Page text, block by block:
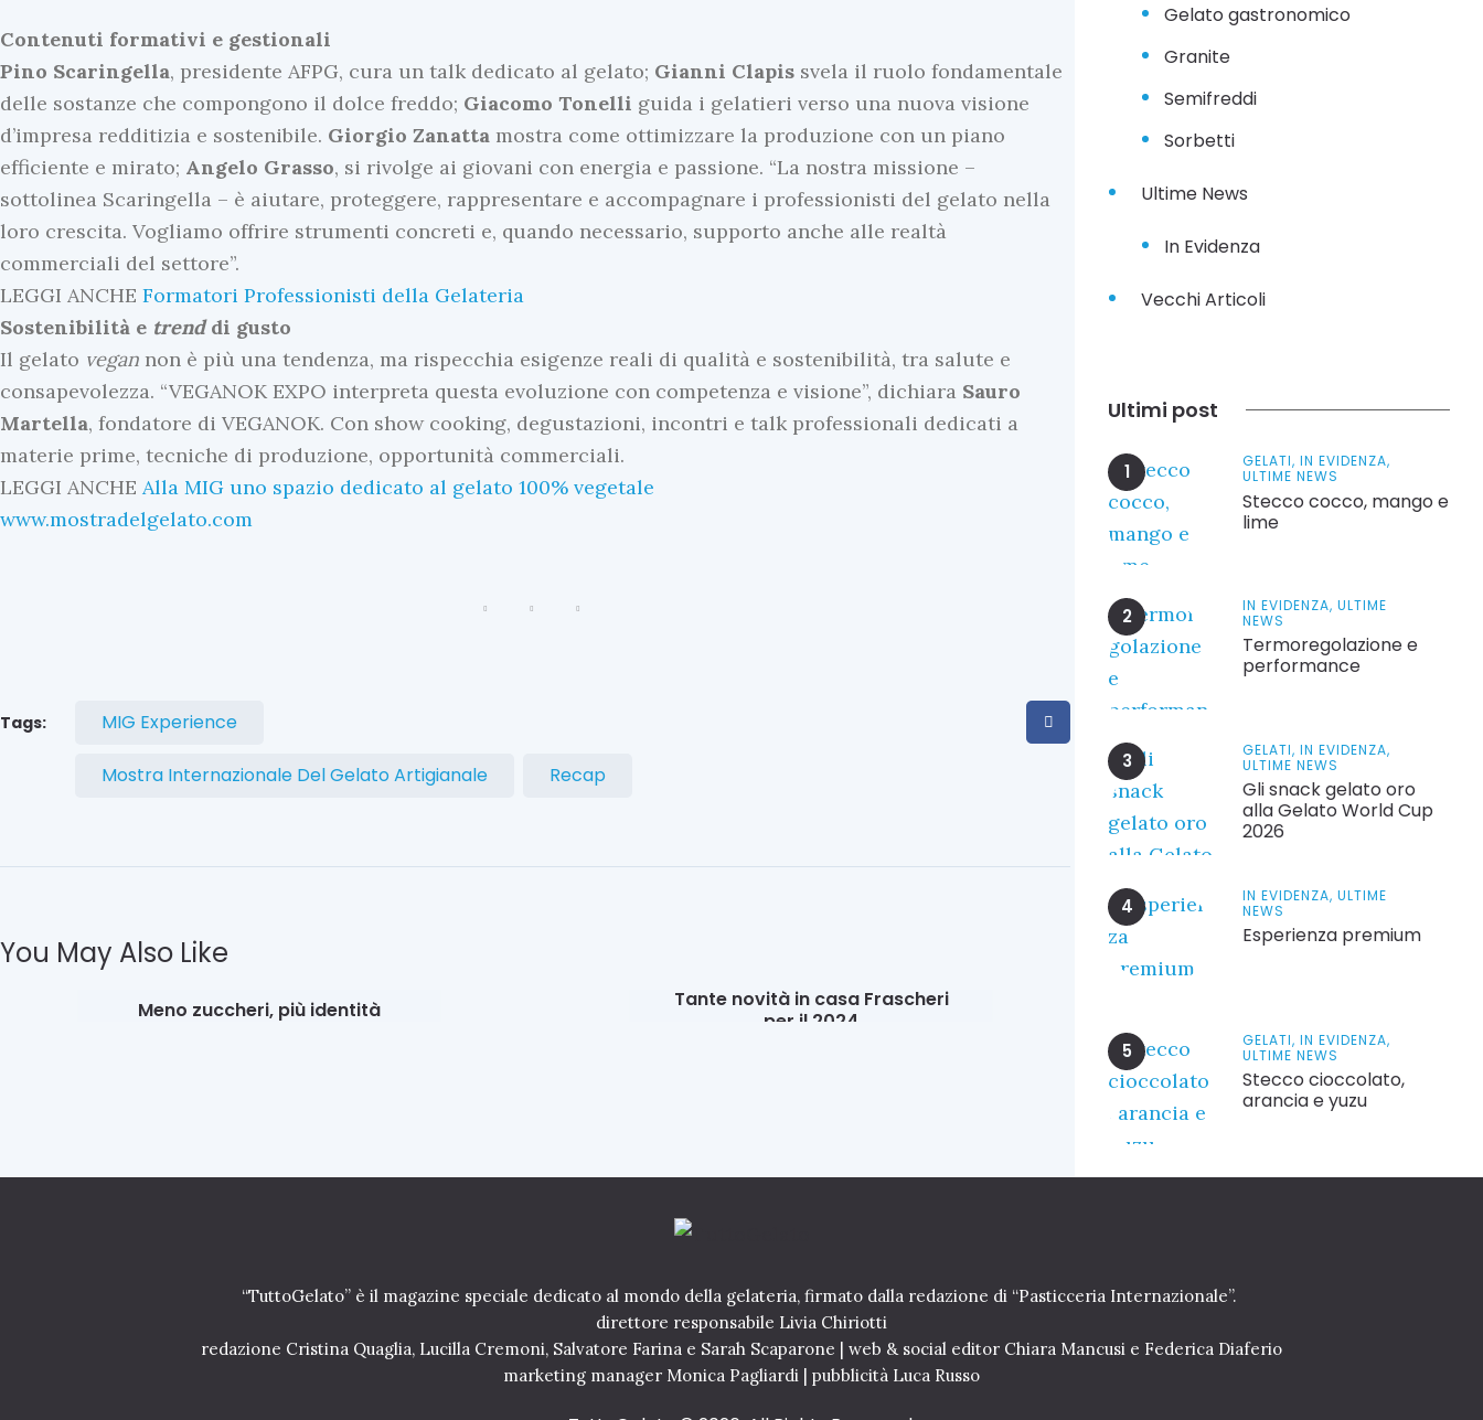
Contenuti formativi e gestionali
Pino Scaringella, presidente AFPG, cura un talk dedicato al gelato; Gianni Clapis svela il ruolo fondamentale
delle sostanze che compongono il dolce freddo; Giacomo Tonelli guida i gelatieri verso una nuova visione
d’impresa redditizia e sostenibile. Giorgio Zanatta mostra come ottimizzare la produzione con un piano
efficiente e mirato; Angelo Grasso, si rivolge ai giovani con energia e passione. “La nostra missione –
sottolinea Scaringella – è aiutare, proteggere, rappresentare e accompagnare i professionisti del gelato nella
loro crescita. Vogliamo offrire strumenti concreti e, quando necessario, supporto anche alle realtà
commerciali del settore”.
LEGGI ANCHE Formatori Professionisti della Gelateria
Sostenibilità e trenddi gusto
Il gelato vegan non è più una tendenza, ma rispecchia esigenze reali di qualità e sostenibilità, tra salute e
consapevolezza. “VEGANOK EXPO interpreta questa evoluzione con competenza e visione”, dichiara Sauro
Martella, fondatore di VEGANOK. Con show cooking, degustazioni, incontri e talk professionali dedicati a
materie prime, tecniche di produzione, opportunità commerciali.
LEGGI ANCHE Alla MIG uno spazio dedicato al gelato 100% vegetale
www.mostradelgelato.com
Tags: MIG Experience
Mostra Internazionale Del Gelato Artigianale Recap
You May Also Like
Meno zuccheri, più identità
Tante novità in casa Frascheri
per il 2024
Gelato gastronomico
Granite
Semifreddi
Sorbetti
Ultime News
In Evidenza
Vecchi Articoli
Ultimi post
GELATI, IN EVIDENZA,
ULTIME NEWS
Stecco cocco, mango e
lime
IN EVIDENZA, ULTIME
NEWS
Termoregolazione e
performance
GELATI, IN EVIDENZA,
ULTIME NEWS
Gli snack gelato oro
alla Gelato World Cup
2026
IN EVIDENZA, ULTIME
NEWS
Esperienza premium
GELATI, IN EVIDENZA,
ULTIME NEWS
Stecco cioccolato,
arancia e yuzu
“TuttoGelato” è il magazine speciale dedicato al mondo della gelateria, firmato dalla redazione di “Pasticceria Internazionale”.
direttore responsabile Livia Chiriotti
redazione Cristina Quaglia, Lucilla Cremoni, Salvatore Farina e Sarah Scaparone | web & social editor Chiara Mancusi e Federica Diaferio
marketing manager Monica Pagliardi | pubblicità Luca Russo